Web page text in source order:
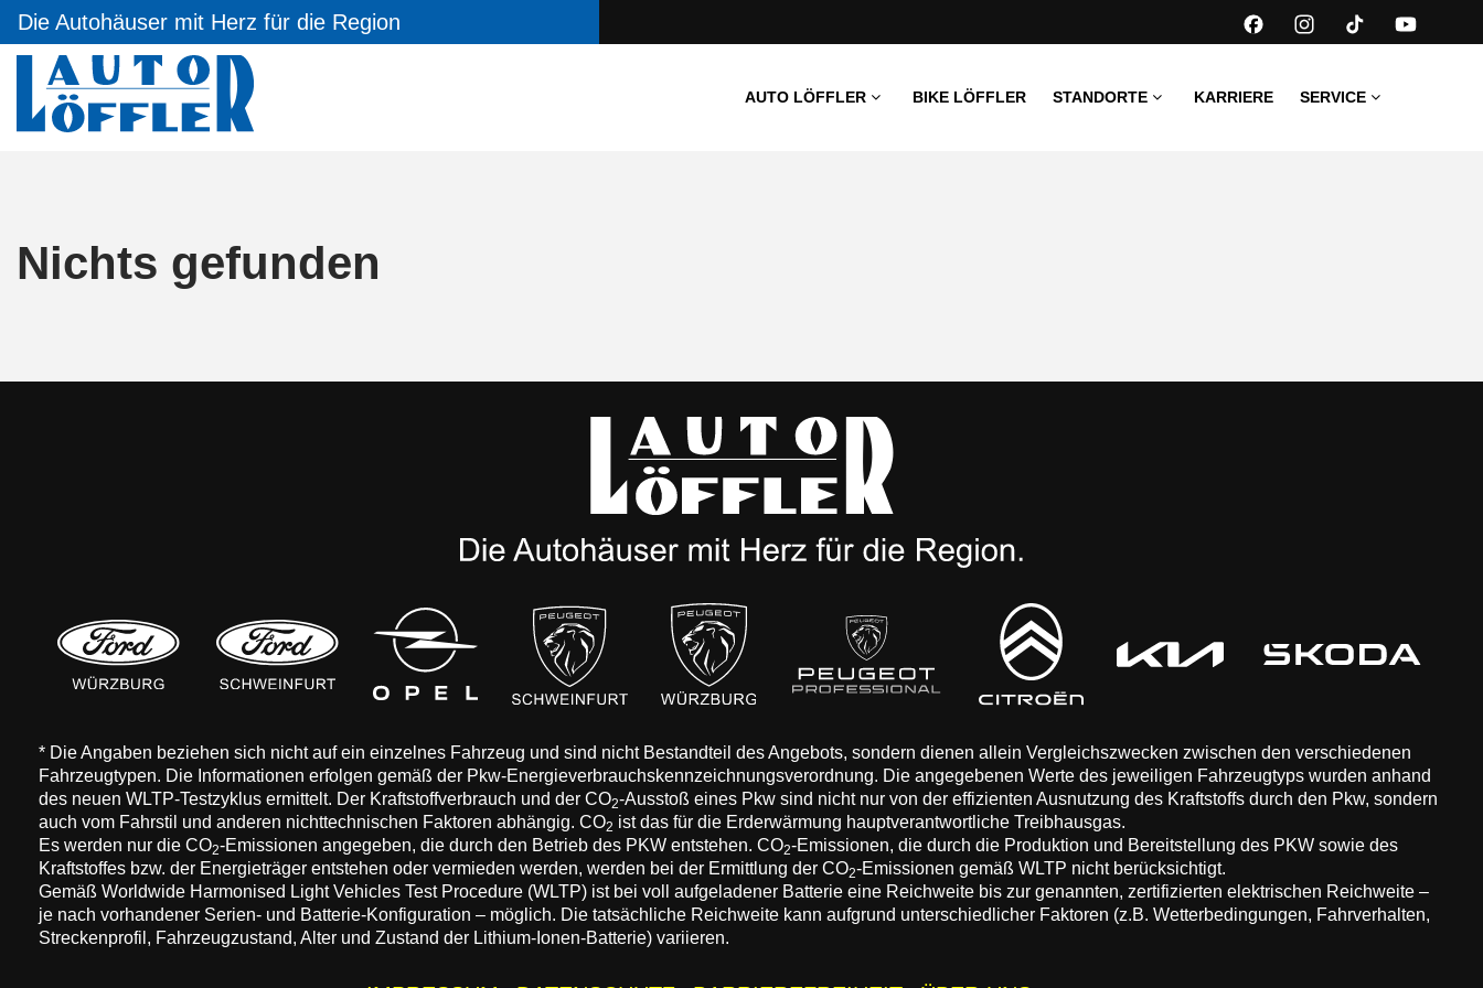
Die Autohäuser mit Herz für die Region
AUTO LÖFFLER BIKE LÖFFLER STANDORTE KARRIERE SERVICE
Nichts gefunden
* Die Angaben beziehen sich nicht auf ein einzelnes Fahrzeug und sind nicht Bestandteil des Angebots, sondern dienen allein Vergleichszwecken zwischen den verschiedenen
Fahrzeugtypen. Die Informationen erfolgen gemäß der Pkw-Energieverbrauchskennzeichnungsverordnung. Die angegebenen Werte des jeweiligen Fahrzeugtyps wurden anhand
des neuen WLTP-Testzyklus ermittelt. Der Kraftstoffverbrauch und der CO2-Ausstoß eines Pkw sind nicht nur von der effizienten Ausnutzung des Kraftstoffs durch den Pkw, sondern
auch vom Fahrstil und anderen nichttechnischen Faktoren abhängig. CO2 ist das für die Erderwärmung hauptverantwortliche Treibhausgas.
Es werden nur die CO2-Emissionen angegeben, die durch den Betrieb des PKW entstehen. CO2-Emissionen, die durch die Produktion und Bereitstellung des PKW sowie des
Kraftstoffes bzw. der Energieträger entstehen oder vermieden werden, werden bei der Ermittlung der CO2-Emissionen gemäß WLTP nicht berücksichtigt.
Gemäß Worldwide Harmonised Light Vehicles Test Procedure (WLTP) ist bei voll aufgeladener Batterie eine Reichweite bis zur genannten, zertifizierten elektrischen Reichweite –
je nach vorhandener Serien- und Batterie-Konfiguration – möglich. Die tatsächliche Reichweite kann aufgrund unterschiedlicher Faktoren (z.B. Wetterbedingungen, Fahrverhalten,
Streckenprofil, Fahrzeugzustand, Alter und Zustand der Lithium-Ionen-Batterie) variieren.